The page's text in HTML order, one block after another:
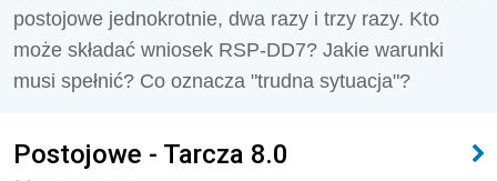
postojowe jednokrotnie, dwa razy i trzy razy. Kto
może składać wniosek RSP-DD7? Jakie warunki
musi spełnić? Co oznacza "trudna sytuacja"?
Postojowe - Tarcza 8.0